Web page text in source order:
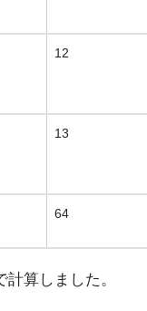
12
13
64
算しました。